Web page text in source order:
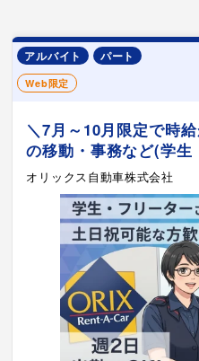
アルバイト パート
Web限定
＼7月～10月限定で時
の移動・事務など(学
オリックス自動車株式会社